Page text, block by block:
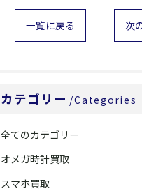
一覧に戻る 次
カテゴリー Categories
全てのカテゴリー
オメガ時計買取
スマホ買取